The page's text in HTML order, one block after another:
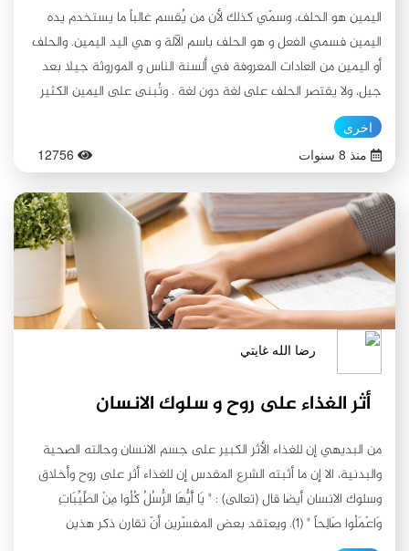
اليمين هو الحلف، وسمّي كذلك لأن من يُقسم غالباً ما يستخدم يده اليمين فسمي الفعل و هو الحلف باسم الآلة و هي اليد اليمين. والحلف أو اليمين من العادات المعروفة في ألسنة الناس و الموروثة جيلا بعد جيل، ولا يقتصر الحلف على لغة دون لغة . وتُبنى على اليمين الكثير من الأمور كدفع التهمة والحكم ببراءة الشخص مثلا. ويُركن إليه في موارد متفرقة كتطييب النفس وتأييد الخبر وما شابه. ولأهمية اليمين في الفصل في النزاعات فقد اعتنت بأمره القوانين المدنية، ولم تقصر استخدامها على ذلك وحسب، بل وأعطتها وجهة قانونية في بعض الموارد كحلف الرؤساء والوزراء والنواب بل وسائر الوظائف والمهن الأخرى كالطب والمحاماة وغيرها عند تقلد المناصب الهامة في الدولة. و أما الشريعة المقدسة فقد اهتمت به كثيراً، وقد وردت في تشريعه وبيان ماهيته وأحكامه الآيات الكريمة والروايات الشريفة. ولابد في اليمين من القصد وعقد العزم عليه لأن الأعمال بالنيات أولاً ولقوله (عز من قائل): " لاَ يُؤَاخِذُكُمُ اللّهُ بِاللَّغْوِ فِي أَيْمَانِكُمْ وَلَكِن يُؤَاخِذُكُمْ بِمَا كَسَبَتْ قُلُوبُكُمْ وَاللّهُ غَفُورٌ حَلِيمٌ " (1) , ولما روي عن أبي الحسن الرضا (عليه السلام) قال (الراوي): "سألته عن رجل حلف وضميره على غير ما حلف، قال: اليمين على الضمير" (2). وعليه فإذا تلفّظ شخص بلفظ اليمين دون قصد مسبق ودون وعي كاف، لم يكن ملزماً بتنفيذه… أقســــام اليميـــن: وقد اعتنى الإسلام بشأن اليمين اعتناءً خاصاً فشرع له تشريعاً خاصاً وسنّ للحنث ببعض أقسامه كفارة إذا كان القسم بالذات المقدسة خاصة؛ وذلك لرعاية حرمة المقام الربوبي، وأنواع اليمين هي : الأول: اليمين الغموس، وسمّي بهذا الإسم لأنه يغمس صاحبه بالنار ، و هو الحلف بالله (تعالى) كاذباً على أحداث ووقائع قد وقعت في الماضي . و من أقسامه شهادة الزور إن كانت مقترنة بالحلف، ويترتب على هذا الحلف الإثم فقط ولا كفارة فيه . الثاني : يمين المنعقد ، و هو الحلف على عدم فعل شيء معين، ويشترط في هذا الشيء أن يكون راجحاً عقلاً وشرعاً، وإذا حنث المكلف به -أي فعل ما حلف الامتناع عنه أو امتنع عما حلف القيام به- ثبتت عليه الكفارة والإثم معاً . الثالث : يمين المناشدة: وهو أن يحلف المكلف على قيام غيره بفعل، كأن يحلف على أن يدخل صديقه داره، أو أن يأكل من طعامه وشرابه، ولا يترتب على تخلف المقسوم عليه عن موضوع القسم أثم ولا كفارة لا عليه ولا على الحالف، وإن كان يستحب للمقسوم عليه الاستجابة والبر بقسم أخيه المؤمن، ويعتبر هذا النوع من اليمين من أكثر أنواع اليمين تداولاً بين الناس. الرابع : يمين اللغو: وهو اليمين الشائع بين الناس، كأن يقول الحالف به: والله ذهبت إلى المدرسة ، أو كأن يجيب من يسأله هل امتحنت؟ فيقول: والله إمتحنت ولكن يشترط فيه أن لا يكون بقصد اليمين، ولا كفارة على هذا اليمين، نعم يترتب عليه الإثم إن كان مخالفاً للواقع من باب الكذب. الأيمان المنهي عنها: نهى الدين الاسلامي المسلمين عن استخدام اليمين بالله (سبحانه) و ذلك توقيراً لله (جل شأنه)، إذ قال (سبحانه) : " وَلاَ تَجْعَلُواْ اللّهَ عُرْضَةً لإيمانكُمْ أَن تَبَرُّوا وَتَتَّقُواْ وَتُصْلِحُواْ بَيْنَ النَّاسِ وَاللّهُ سَمِيعٌ عَلِيمٌ "(3). ولايُفهم من سياق الآية الكريمة بالإضافة إلى سبب نزولها أن النهي مطلقٌ بل هو مختصٌ في: إولاً: اليمين الكاذبة سواء كانت في المحاكم لغرض الحكم في الدعاوى أو خارجها فقد روي عن الرسول الأكرم (صلى الله عليه وآله) إنه قال: " اليمين الفاجرة تخرب الديار وتقصر الأعمار "(4) ، وعنه (صلى الله عليه وآله) أيضاً : " من حلف يمينا كاذبة ليقطع بها مال امرئ مسلم لقي الله وهو عليه غضبان "(5) ثانياً: ما كان مرجوحاً من الأمور، ولم يكن فيه بر أو تقوى أو إصلاح، كإن يحلف الزوج بعدم مقاربة زوجته، حيث يجب عليه نكث يمينه وإعطاء الكفارة والعودة إليها أو الطلاق، ويسمى هذا الحلف بالإيلاء، أو كالحلف على قطيعة رحم فقد سُئل الإمام (عليه السلام) عن امرأة جعلت مالها هدياً، وكل مملوك لها حراً، إن كلمت اختها أبداً؟ فقال (عليه السلام): "تكلمها وليس هذا بشيء، انما هذا وأشباهه من خطوات الشيطان" (6) ثالثاً: التألي على الله (تعالى)، فقد روي عن رسول الله (صلى الله عليه و آله): " أن رجلا قال يوما : والله لا يغفر الله لفلان . قال الله (عز وجل) : من ذا الذي تألى على أن لا أغفر لفلان ؟.. فإني غفرت لفلان ، وأحبطت عمل المتألي بقوله : لا يغفر الله لفلان "(7). رابعاً: كما ورد النهي عن اليمين (بغير ضرورة) ، كما روي عن الامام الصادق (عليه السلام) أنه قال: " لو حلف الرجل أن لا يحك أنفه بالحائط، لابتلاه الله حتى يحك أنفه بالحائط" (8) خامساً: وردت أحاديث في النهي عن اليمين صادقاً بالله إلاّ لضرورة كما روي عن الامام الصادق (عليه السلام)، أنه قال: "من حلف بالله كاذباً كفر، ومن حلف بالله صادقاً أثم، إن الله يقول: { وَلاَ تَجْعَلُواْ اللّهَ عُرْضَةً لأَيْمَانِكُمْ } ". (9) *أهم الشبهات في باب اليمين والقسم: وإتماماً للفائدة لا بد من التعرض إلى أهم الشبهات التي طرحت في موضوع اليمين و توضيح مفادها والرد عليها، حيث يتهم البعض من يحلف بغير الله (تعالى) بالشرك بالله (جل جلاله) مستنداً في حكمه هذا الى أمرين: الأمر الأول: إن الحلف بغير الله (تعالى) شركٌ به (عز و جل) ؛ لأن اليمين بغير الله (تعالى) إعظاماً للمُقسَم به و إجلالاً لأمره لابتناء معنى القسم على ذلك، وبالتالي ففيه نوع خضوع و عبادة له و هو شرك بالله (عز وجل) و قبل الرد على هذه الشبهة لا بد من توضيح حقيقة و هي إن اليمين الشرعي الذي له آثار شرعية في باب اليمين أو القضاء لا ينعقد بغير الله (سبحانه) كما هو مفصل في الفقه، وعليه ليس كلامنا فيه، وإنما كلامنا عن مطلق القسم بغيره (جل شأنه)، وللرد نقول: أولاً: إن التعظيم له درجات، فالمؤمن ينبغي عليه أن يعظم والديه ويجلهما، كما ينبغي عليه تعظيم معلمه وتعظيم الصالحين وتعظيم الأئمة والأنبياء (عليهم السلام) وأعلى درجات التعظيم التي لا يدانيها تعظيم مطلقاً هو تعظيم الربوبية المستقلة التي يستغني بها الرب عما سواه، وعليه فكل تعظيم لمخلوق لا يصل إلى هذه الدرجة الأخيرة الرفيعة هي جائزة طالما كانت تناسب شأنيته، وبالتالي فليس كل إعظام هو شرك بالله (تعالى). الثاني: إن الله (عز وجل) قد أقسم بكثير من خلقه كالسماء والأرض والشمس والقمر والكنس الخنس من الكواكب وبالنجم إذا هوى، و أقسم بالجبل والبحر والتين والزيتون والفرس وأقسم بالليل والنهار والصبح والشفق والعصر والضحى ويوم القيامة، وأقسم بالنفس، وأقسم بالكتاب والقرآن العظيم وحياة النبي (صلى الله عليه وآله وسلم) وبالملائكة إلى غير ذلك في آيات كثيرة، ولا يخلو قسم من إعظام، فإن كان إعظام المقسوم به شركاً لكان كلامه (سبحانه) أولى بالتحرز منه وأحرى برعايته. الثالث: إن الله (تعالى) قد عظّم أموراً كثيرة في كلامه كالقرآن الكريم والعرش وخلق النبي (صلى الله عليه وآله وسلم) قال تعالى: "و القرآن العظيم"(10) ، وقال: "وهو رب العرش العظيم" (11)، وقال : " و إنك لعلى خلق عظيم" (12). بل و جعل للمؤمنين حقوقا على نفسه (سبحانه و تعالى) و عظمها واحترمها، قال (تعالى): "وكان حقا علينا نصر المؤمنين"(13)، فما المانع من أن نعظمها نحن و نجري على ما جرى عليه كلامه في مطلق القسم. الأمر الثاني: إن الإقسام بحق النبي (صلى الله عليه وآله وسلم) و سائر الأولياء (عليهم السلام) يعد من الشرك بالله (تعالى) لسببين هما : السبب الأول: لأنه بمثابة إعطاء سلطة غيبية للمقسوم بهم على الله (تعالى) . و للرد على خصوص هذا السبب من الشبهة نقول : مما لا شك فيه أن إسناد السلطة الغيبية المستقلة عن الله (تعالى) إلى مخلوق من المخلوقات مهما عظم شأنه وإرتفعت مكانته لا يذعن بها مسلم موحد لله (تعالى) مؤمن بكتابه، وأما مطلق السلطة غير المادية التي لا تتم إلا بإذن الله فما الدليل على امتناع اتصاف بعض عباد الله بها كأوليائه مثلا. وقد نص القرآن الكريم على أن الله (تعالى) قد أسند فعلاً الكثير من السلطات الغيبية إلى الملائكة، كما في قوله (تعالى) : "حتى إذا جاء أحدكم الموت توفته رسلنا وهم لا يفرطون"(14) ، وقال أيضاً: " قل يتوفاكم ملك الموت"(15) ، بل وأسند أمر التدبير الى بعض الملائكة إذ قال : " والنازعات غرقا، والناشطات نشطا، والسابحات سبحا، فالسابقات سبقا، فالمدبرات أمرا "(16). و لم يقتصر الله (تعالى) في إعطاء السلطة الغيبية إلى الملائكة فقط بل وحتى إلى إبليس إذ قال (جل شأنه): "إنه يراكم هو وقبيله من حيث لاترونهم إنا جعلنا الشياطين أولياء للذين لا يؤمنون"(17). ثم إن كانت الآثار المادية ثابتة لغير الله (تعالى) بإذنه فما الفرق بينها وبين الآثار غير المادية؟ فإن كان إثبات التأثير لغير الله ممنوعاً فلا فرق بعدئذ بين الأثر المادي وغيره، وإن كان جائزاً بإذن الله (عز وجل) جاز كل منهما بلا فرق. السبب الثاني : إنَّ المحلوف به يجب أن يكون أعظم من المحلُوف عليه، فلازم الحلف بالمخلوق على اللّه كونه أعظم من اللّه. و للرد على السبب الثاني نقول : أولاً : إنما يقسم المسلمون بشيء على اللّه (تعالى) لكون المقسوم به مُحترماً عند اللّه ومقبول الشفاعة والدعاء عنده، ولا يعني فيه إطلاقاً كونه أعظم من المقسوم عليه. ومن أطلق هذه الشبهة لم يفرق بين كون المقسوم به أكرم عند اللّه وبين كونه أعظم من اللّه. ثانياً : قد ورد في الصحاح والمسانيد طائفة من الروايات تضمنت القسم على الله (تعالى) بالنبي الأكرم (صلى الله عليه و آله) كما في : أ ـ ما رواه أبو سعيد الخدري قال: قال رسول اللّه ( صلّى الله عليه وآله وسلم ) : «من خَرَج رجلٌ من بيته إلى الصلاة، فقال: اللهم إنّي أسألك بحقّ السائلين عليك وحقّ ممشاي ...» (18). ب ـ ما رواه البيهقي عن عمر بن الخطاب قال: قال رسول اللّه ( صلّى الله عليه وآله وسلم ) : «لمّا اقترف آدم الخطيئة قال: يا ربّ أسألك بحقّ محمّد إلاّ ما غفرت لي...»(19). *إحذروا كثرة الحلف: كثيرٌ من هم يقسمون على كل صغيرة وكبيرة في شؤون حياتهم، وكثرة الحلف والأقسام في كل أمر صَغُر شأنه أم عَظُم إذا دل على شيء إنما يدل على عدم احترام الحالف شيئاً مما يقسم به، وإذا كان حلفه بالله (تعالى) فهو لا يستشعر عظمة الله (جل جلاله) مهما كانت الأسباب، وقد حذّر الإمام الحسين (عليه السلام): عن كثرة الأقسام موضحاً الاسباب الداعية إلى ذلك حيث قال: "احذروا كثرة الحلف فإنه يحلف الرجل لخلال أربع: إما لمهانة يجدها في نفسه تحثه على الضراعة إلى تصديق الناس إياه، وإما لعي في المنطق فيتخذ الإيمان حشوا وصلة لكلامه، وإما لتهمة عرفها من الناس له فيرى أنهم لا يقبلون قوله إلا باليمين، وإما لإرساله لسانه من غير تثبيت "(20) و قد نهى الله (تعالى) عن أن يكون المسلم حلّافاً، قال (تعالى): " وَلَا تُطِعْ كُلَّ حَلَّافٍ مَهِينٍ (10) هَمَّازٍ مَشَّاءٍ بِنَمِيمٍ (11) مَنَّاعٍ لِلْخَيْرِ مُعْتَدٍ أَثِيمٍ (12) عُتُلٍّ بَعْدَ ذَلِكَ زَنِيمٍ (13) " (21) . والحلّاف صيغة مبالغة من الحلف أي كثير الحلف، وغالباً ما لا يتسم هذا النموذج بسمة الصدق، ولذا فهو يحاول أن يطمئن من حوله بصدق حديثه من خلال توكيده بالحلف والقسم، ومن لا يتسم بالصدق فهو بلا شك مُهان و مُحتقر في نظر نفسه وفي نظر من حوله لذا وصفه (عز و جل) بـالــ" مهين " من ( المهانة ) و تعني الحقارة والضعة. ــــــــــــــــــــــــــــــــــــــــــــــــــــ (1) البقرة 225 (2) وسائل الشيعة، ج16، ص179 (3) البقرة224 (4) عوالي اللآلي ج1 ص88 (5) المصدر السابق (6) مستدرك الوسائل ص43، ح6. (7) ثواب الاعمال ج10 ص15 (8) مستدرك الوسائل ج16 ص35و36 (9) ثواب الاعمال ج10 ص15 (10) الحجر 87 (11) ن 4 (12) التوبة 192 (13) الروم 47 (14) الأنعام 61 (15) السجدة 11 (16) النازعات 5 (17) الأعراف 27 (18) سنن ابن ماجة 1: 256، الحديث : 778 (19) مستدرك
اخرى
منذ 8 سنوات
12756
رضا الله غايتي
أثر الغذاء على روح و سلوك الانسان
من البديهي إن للغذاء الأثر الكبير على جسم الانسان وحالته الصحية
والبدنية، الا إن ما أثبته الشرع المقدس إن للغذاء أثر على روح وأخلاق
وسلوك الانسان أيضا قال (تعالى) : " يَا أَيُّهَا الرُّسُلُ كُلُوا مِنْ الطَّيِّبَاتِ
وَاعْمَلُوا صَالِحاً " (1). ويعتقد بعض المفسّرين أنّ تقارن ذكر هذين